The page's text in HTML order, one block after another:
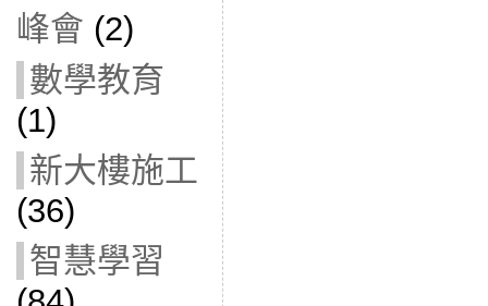
峰會 (2)
數學教育
(1)
新大樓施工
(36)
智慧學習